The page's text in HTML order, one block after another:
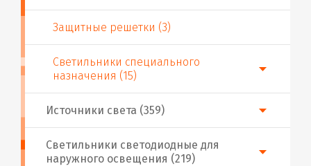
Источники света (359)
Защитные решетки (3)
Светильники специального
назначения (15)
Светильники светодиодные для
наружного освещения (219)